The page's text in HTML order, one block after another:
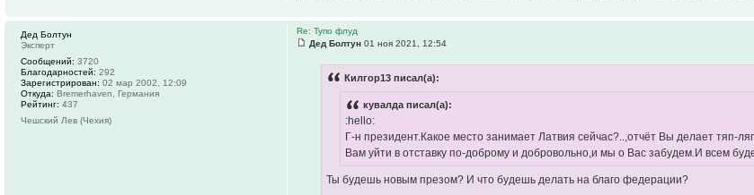
Re: Тупо флуд
Дед Болтун 01 ноя 2021, 12:54
Килгор13 писал(а):
кувалда писал(а):
:hello:
Г-н президент.Какое место занимает Латвия сейчас?..,отчёт Вы делает тяп-
Вам уйти в отставку по-доброму и добровольно,и мы о Вас забудем.И всем
Ты будешь новым презом? И что будешь делать на благо федерации?
Дед Болтун
Эксперт
Сообщений: 3720
Благодарностей: 292
Зарегистрирован: 02 мар 2002, 12:09
Откуда: Bremerhaven, Германия
Рейтинг: 437
Чешский Лев (Чехия)